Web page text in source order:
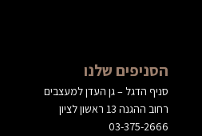
הסניפים שלנו
סניף הדגל – גן העדן למעצבים
רחוב ההגנה 13 ראשון לציון
03-375-2666